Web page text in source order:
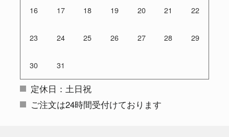
16 17 18 19 20 21 22
23 24 25 26 27 28 29
30 31
定休日：土日祝
ご注文は24時間受付けております